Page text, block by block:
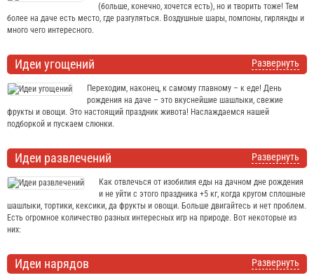
(больше, конечно, хочется есть), но и творить тоже! Тем
более на даче есть место, где разгуляться. Воздушные шары, помпоны, гирлянды и
много чего интересного.
Развернуть
Идеи угощений
Переходим, наконец, к самому главному – к еде! День
рождения на даче – это вкуснейшие шашлыки, свежие
фрукты и овощи. Это настоящий праздник живота! Наслаждаемся нашей
подборкой и пускаем слюнки.
Развернуть
Идеи развлечений
Как отвлечься от изобилия еды на дачном дне рождения
и не уйти с этого праздника +5 кг, когда кругом сплошные
шашлыки, тортики, кексики, да фрукты и овощи. Больше двигайтесь и нет проблем.
Есть огромное количество разных интересных игр на природе. Вот некоторые из
них:
Развернуть
Идеи нарядов